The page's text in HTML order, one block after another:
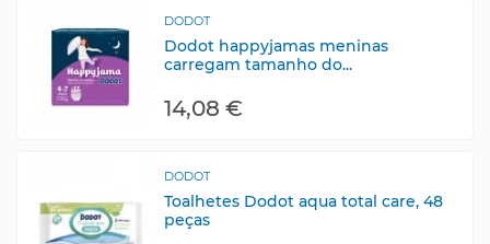
DODOT
Dodot happyjamas meninas
carregam tamanho do...
14,08 €
DODOT
Toalhetes Dodot aqua total care, 48
peças